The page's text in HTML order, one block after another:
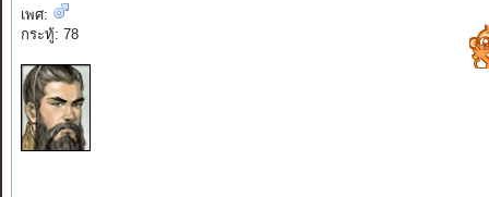
เพศ:
กระทู้: 78